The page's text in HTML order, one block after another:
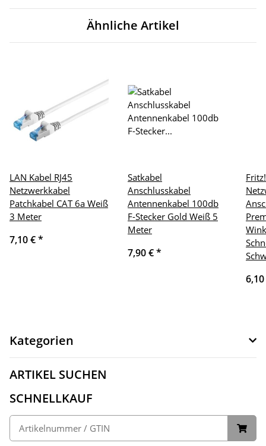
Ähnliche Artikel
LAN Kabel RJ45
Netzwerkkabel
Patchkabel CAT 6a Weiß
3 Meter
7,10 €*
Satkabel
Anschlusskabel
Antennenkabel 100db
F-Stecker Gold Weiß 5
Meter
7,90 €*
Kategorien
ARTIKEL SUCHEN
SCHNELLKAUF